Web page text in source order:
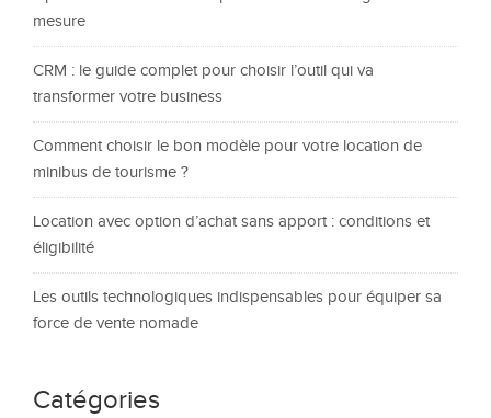
mesure
CRM : le guide complet pour choisir l’outil qui va
transformer votre business
Comment choisir le bon modèle pour votre location de
minibus de tourisme ?
Location avec option d’achat sans apport : conditions et
éligibilité
Les outils technologiques indispensables pour équiper sa
force de vente nomade
Catégories